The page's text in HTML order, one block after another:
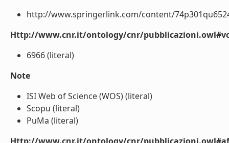
http://www.springerlink.com/content/
Http://www.cnr.it/ontology/cnr/
6966 (literal)
Note
ISI Web of Science (WOS) (literal)
Scopu (literal)
PuMa (literal)